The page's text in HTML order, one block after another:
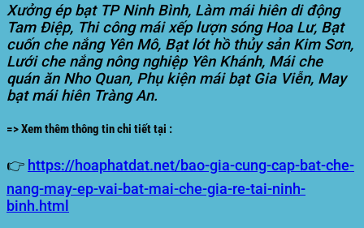
Xưởng ép bạt TP Ninh Bình, Làm mái hiên di động
Tam Điệp, Thi công mái xếp lượn sóng Hoa Lư, Bạt
cuốn che nắng Yên Mô, Bạt lót hồ thủy sản Kim Sơn,
Lưới che nắng nông nghiệp Yên Khánh, Mái che
quán ăn Nho Quan, Phụ kiện mái bạt Gia Viễn, May
bạt mái hiên Tràng An.
=> Xem thêm thông tin chi tiết tại :
👉 https://hoaphatdat.net/bao-gia-cung-cap-bat-che-
nang-may-ep-vai-bat-mai-che-gia-re-tai-ninh-
binh.html